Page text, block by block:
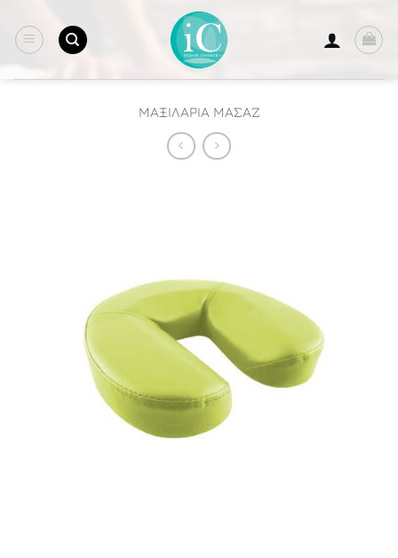
στο
περιεχόμενο
ΜΑΞΙΛΑΡΙΑ ΜΑΣΑΖ